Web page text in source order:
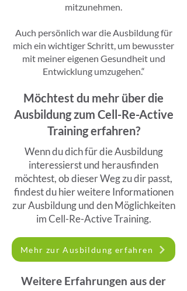
mitzunehmen.
Auch persönlich war die Ausbildung für
mich ein wichtiger Schritt, um bewusster
mit meiner eigenen Gesundheit und
Entwicklung umzugehen.“
Möchtest du mehr über die
Ausbildung zum Cell-Re-Active
Training erfahren?
Wenn du dich für die Ausbildung
interessierst und herausfinden
möchtest, ob dieser Weg zu dir passt,
findest du hier weitere Informationen
zur Ausbildung und den Möglichkeiten
im Cell-Re-Active Training.
Mehr zur Ausbildung erfahren
Weitere Erfahrungen aus der